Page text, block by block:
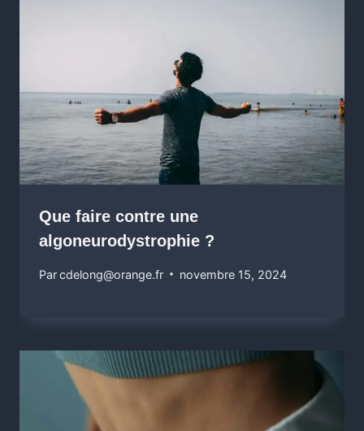
Que faire contre une
algoneurodystrophie ?
Parcdelong@orange.fr novembre 15, 2024